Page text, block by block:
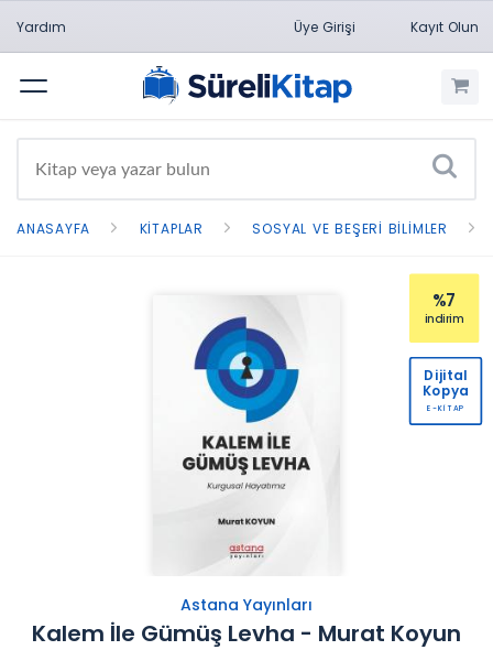
Yardım Üye Girişi Kayıt Olun
Menü
ANASAYFA KITAPLAR SOSYAL VE BEŞERI BILIMLER
Astana Yayınları
Kalem İle Gümüş Levha - Murat Koyun
%7
indirim
Dijital
Kopya
E-KİTAP